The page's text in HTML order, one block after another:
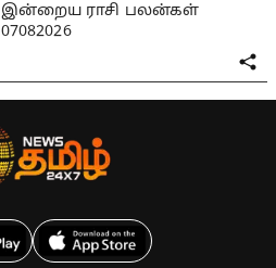
இன்றைய ராசி பலன்கள்
07082026